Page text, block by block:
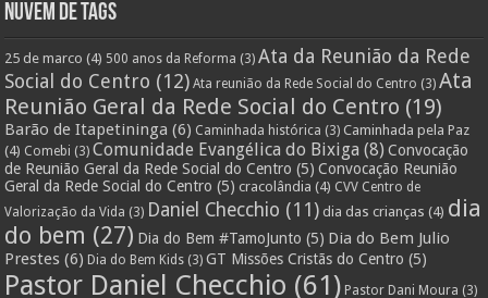
Nuvem de Tags
25 de marco (4) 500 anos da Reforma (3) Ata da Reunião da Rede
Social do Centro (12) Ata reunião da Rede Social do Centro (3) Ata
Reunião Geral da Rede Social do Centro (19)
Barão de Itapetininga (6) Caminhada histórica (3) Caminhada pela Paz
(4) Comebi (3) Comunidade Evangélica do Bixiga (8) Convocação
de Reunião Geral da Rede Social do Centro (5) Convocação Reunião
Geral da Rede Social do Centro (5) cracolândia (4) CVV Centro de
Valorização da Vida (3) Daniel Checchio (11) dia das crianças (4) dia
do bem (27) Dia do Bem #TamoJunto (5) Dia do Bem Julio
Prestes (6) Dia do Bem Kids (3) GT Missões Cristãs do Centro (5)
Pastor Daniel Checchio (61) Pastor Dani Moura (3)